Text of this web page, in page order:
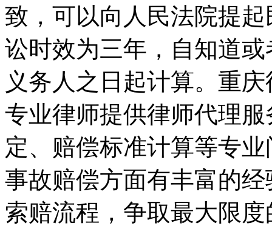
致，可以向人民法院提
讼时效为三年，自知道
义务人之日起计算。重
专业律师提供律师代理
定、赔偿标准计算等专
事故赔偿方面有丰富的
索赔流程，争取最大限